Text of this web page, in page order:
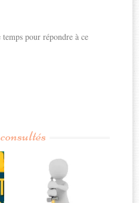
pour répondre à ce
consultés